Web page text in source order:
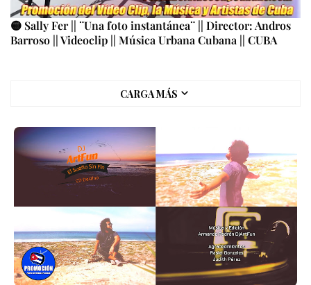
🟡 Sally Fer || ¨Una foto instantánea¨ || Director: Andros
Barroso || Videoclip || Música Urbana Cubana || CUBA
CARGA MÁS